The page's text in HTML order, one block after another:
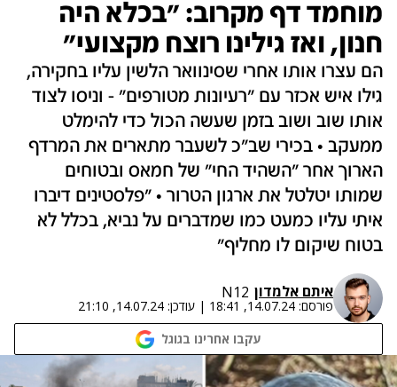
מוחמד דף מקרוב: "בכלא היה
חנון, ואז גילינו רוצח מקצועי"
הם עצרו אותו אחרי שסינוואר הלשין עליו בחקירה,
גילו איש אכזר עם "רעיונות מטורפים" - וניסו לצוד
אותו שוב ושוב בזמן שעשה הכול כדי להימלט
ממעקב • בכירי שב"כ לשעבר מתארים את המרדף
הארוך אחר "השהיד החי" של חמאס ובטוחים
שמותו יטלטל את ארגון הטרור • "פלסטינים דיברו
איתי עליו כמעט כמו שמדברים על נביא, בכלל לא
בטוח שיקום לו מחליף"
איתם אלמדון N12
פורסם: 14.07.24, 18:41
| עודכן: 14.07.24, 21:10
עקבו אחרינו בגוגל